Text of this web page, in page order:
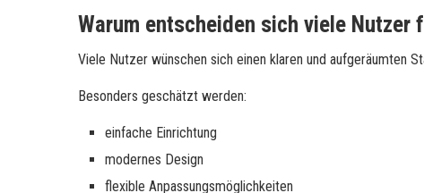
Warum entscheiden sich viele Nutzer
Viele Nutzer wünschen sich einen klaren und aufgeräumten
Besonders geschätzt werden:
einfache Einrichtung
modernes Design
flexible Anpassungsmöglichkeiten